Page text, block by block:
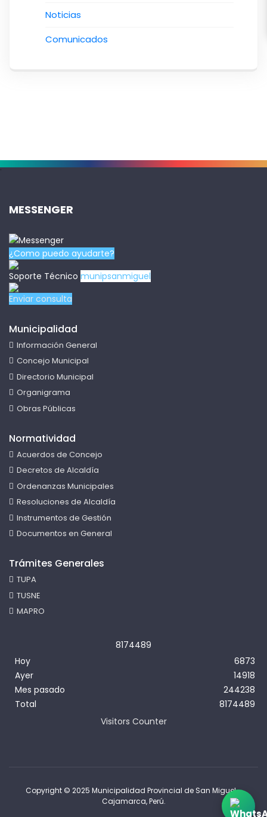
Noticias
Comunicados
.
MESSENGER
¿Como puedo ayudarte?
Soporte Técnico munipsanmiguel
Enviar consulta
Municipalidad
Información General
Concejo Municipal
Directorio Municipal
Organigrama
Obras Públicas
Normatividad
Acuerdos de Concejo
Decretos de Alcaldía
Ordenanzas Municipales
Resoluciones de Alcaldía
Instrumentos de Gestión
Documentos en General
Trámites Generales
TUPA
TUSNE
MAPRO
8174489
Hoy
Ayer
Mes pasado
Total
6873
14918
244238
8174489
Visitors Counter
Copyright © 2025 Municipalidad Provincial de San Miguel -
Cajamarca, Perú.